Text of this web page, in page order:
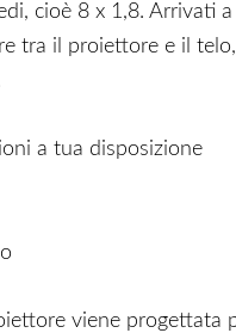
cioè 8 x 1,8. Arrivati
tra il proiettore e il
a tua disposizione
viene progettata